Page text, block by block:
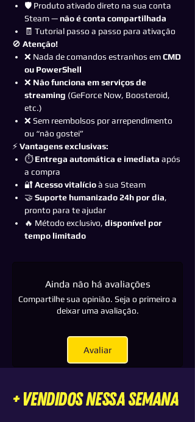
🛡️ Produto ativado direto na sua conta
Steam —não é conta compartilhada
🧾 Tutorial passo a passo para ativação
🚫 Atenção!
❌ Nada de comandos estranhos emCMD
ou PowerShell
❌ Não funciona em serviços de
streaming (GeForce Now, Boosteroid,
etc.)
❌ Sem reembolsos por arrependimento
ou “não gostei”
⚡Vantagens exclusivas:
⏱️Entrega automática e imediata após
a compra
🔐Acesso vitalícioà sua Steam
🤝Suporte humanizado 24h por dia,
pronto para te ajudar
🔥 Método exclusivo, disponível por
tempo limitado
Ainda não há avaliações
Compartilhe sua opinião. Seja o primeiro a
deixar uma avaliação.
Avaliar
+ VENDIDOS nessa semana